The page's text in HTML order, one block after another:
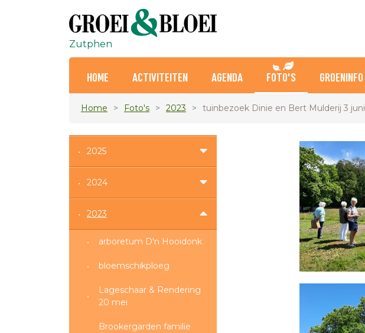
Zutphen
HOME ACTIVITEITEN AGENDA FOTO'S GROENINFO
Home Foto's 2023 tuinbezoek Dinie en Bert Mulderij 3 juni
2025
2024
2023
arboretum D'n Hooidonk
bloemschikploeg
Lageschaar & Rendering
20 mei
Brookergarden familie